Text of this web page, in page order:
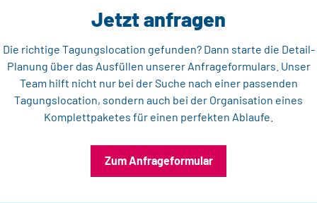
Jetzt anfragen
Die richtige Tagungslocation gefunden? Dann starte die Detail-
Planung über das Ausfüllen unserer Anfrageformulars. Unser
Team hilft nicht nur bei der Suche nach einer passenden
Tagungslocation, sondern auch bei der Organisation eines
Komplettpaketes für einen perfekten Ablaufe.
Zum Anfrageformular